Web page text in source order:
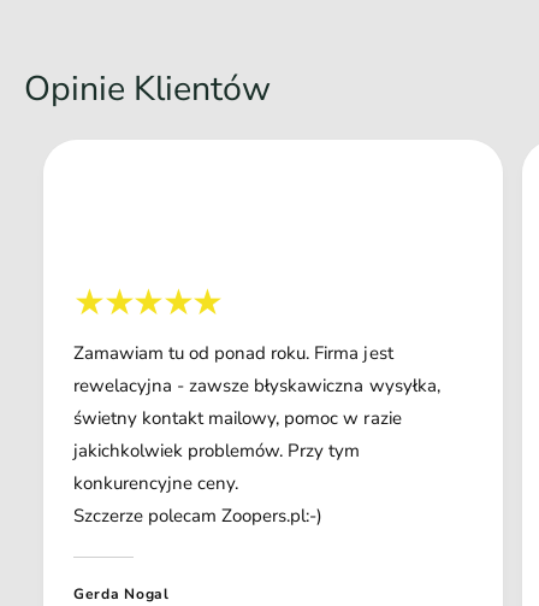
Opinie Klientów
Zamawiam tu od ponad roku. Firma jest
rewelacyjna - zawsze błyskawiczna wysyłka,
świetny kontakt mailowy, pomoc w razie
jakichkolwiek problemów. Przy tym
konkurencyjne ceny.
Szczerze polecam Zoopers.pl:-)
Gerda Nogal